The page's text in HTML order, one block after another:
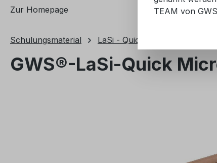
Zur Homepage
Schulungsmaterial LaSi - Quick Micro
GWS®-LaSi-Quick
TEAM von